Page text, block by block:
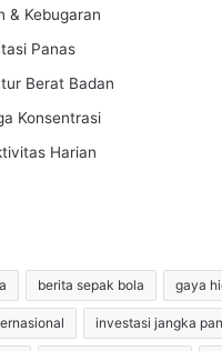
& Kebugaran
Panas
Berat Badan
Konsentrasi
Harian
berita sepak bola gaya
investasi jangka